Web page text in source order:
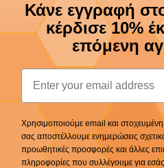
Κάνε εγγραφή
κέρδισε 10%
επόμενη
Email
Χρησιμοποιούμε email και
σας αποστέλλουμε ενημερώσεις
προωθητικές προσφορές και άλλες
πληροφορίες που συλλέγουμε για